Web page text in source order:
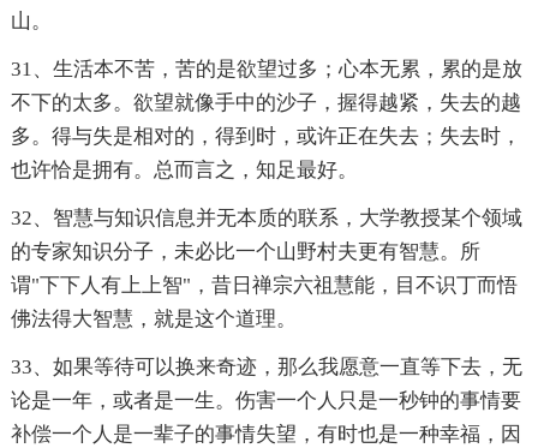
山。
31、生活本不苦，苦的是欲望过多；心本无累，累的是放
不下的太多。欲望就像手中的沙子，握得越紧，失去的越
多。得与失是相对的，得到时，或许正在失去；失去时，
也许恰是拥有。总而言之，知足最好。
32、智慧与知识信息并无本质的联系，大学教授某个领域
的专家知识分子，未必比一个山野村夫更有智慧。所
谓"下下人有上上智"，昔日禅宗六祖慧能，目不识丁而悟
佛法得大智慧，就是这个道理。
33、如果等待可以换来奇迹，那么我愿意一直等下去，无
论是一年，或者是一生。伤害一个人只是一秒钟的事情要
补偿一个人是一辈子的事情失望，有时也是一种幸福，因